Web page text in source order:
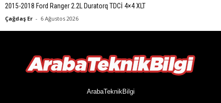
2015-2018 Ford Ranger 2.2L Duratorq TDCİ 4×4 XLT
Çağdaş Er - 6 Ağustos 2026
ArabaTeknikBilgi